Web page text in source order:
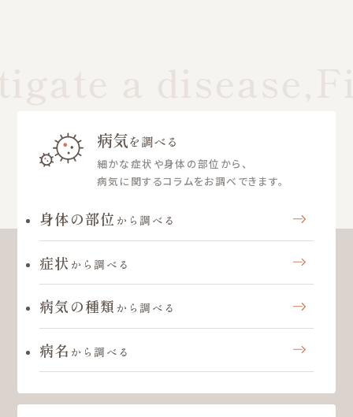
病気を調べる
細かな症状や身体の部位から、
病気に関するコラムをお調べできます。
身体の部位 から調べる
症状 から調べる
病気の種類 から調べる
病名 から調べる